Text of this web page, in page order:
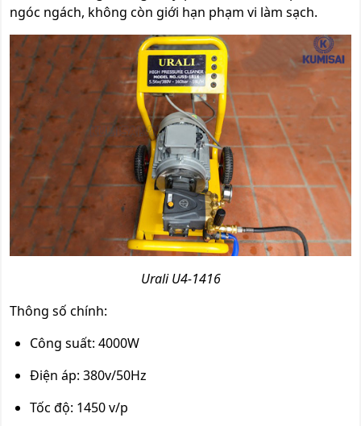
ngóc ngách, không còn giới hạn phạm vi làm sạch.
Urali U4-1416
Thông số chính:
Công suất: 4000W
Điện áp: 380v/50Hz
Tốc độ: 1450 v/p